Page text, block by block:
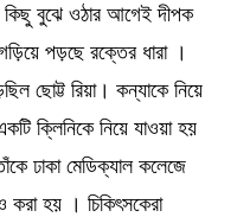
কিছু বুঝে ওঠার আগেই দীপক
পড়ছে রক্তের ধারা ।
ছোট্ট রিয়া। কন্যাকে নিয়ে
ক্লিনিকে নিয়ে যাওয়া হয়
ঢাকা মেডিক্যাল কলেজে
হয় । চিকিৎসকেরা